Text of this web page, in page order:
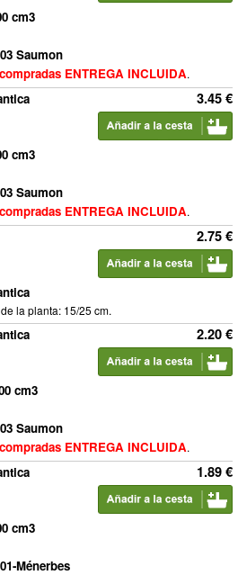
cm3
Saumon
ENTREGA INCLUIDA.
3.45 €
cm3
Saumon
ENTREGA INCLUIDA.
2.75 €
la planta: 15/25 cm.
2.20 €
cm3
Saumon
ENTREGA INCLUIDA.
1.89 €
cm3
Ménerbes